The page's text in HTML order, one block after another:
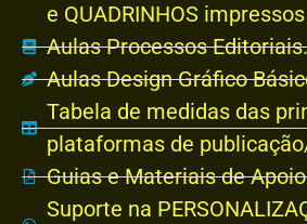
e QUADRINHOS
Aulas Processos Editoriais.
Aulas Design Gráfico
Tabela de medidas das
plataformas de
Guias e Materiais de
Suporte na